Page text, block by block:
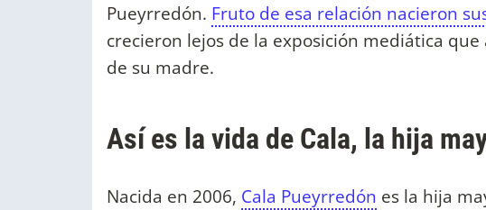
Pueyrredón. Fruto de esa relación nacieron
crecieron lejos de la exposición mediática
de su madre.
Así es la vida de Cala, la hija
Nacida en 2006, Cala Pueyrredón es la hija